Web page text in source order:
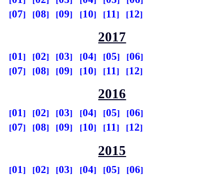
07
08 09 10 11 12
2017
01 02 03 04 05
06
07
08 09 10 11 12
2016
01 02 03 04 05
06
07
08 09 10 11 12
2015
01 02 03 04 05
06